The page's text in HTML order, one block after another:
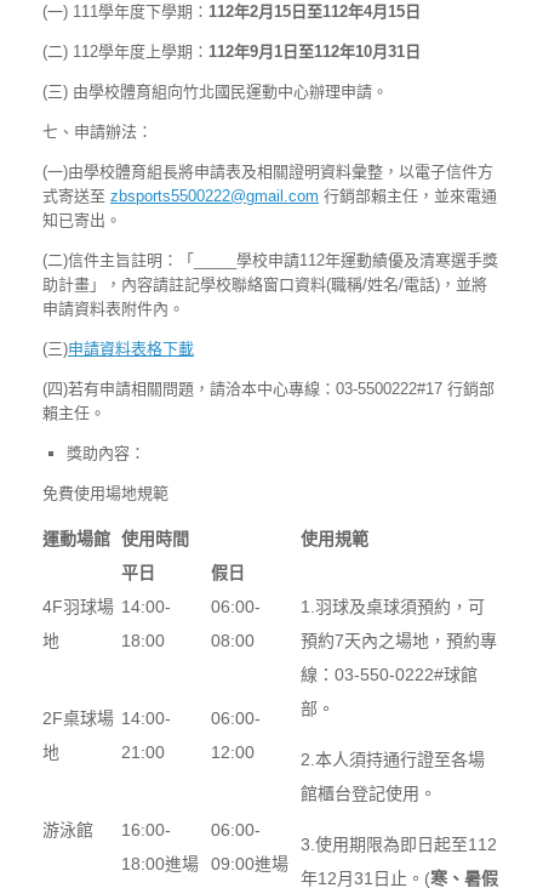
(一) 111學年度下學期： 112年2月15日至112年4月15日
(二) 112學年度上學期： 112年9月1日至112年10月31日
(三) 由學校體育組向竹北國民運動中心辦理申請。
七、申請辦法：
(一)由學校體育組長將申請表及相關證明資料彙整，以電子信件方
式寄送至 zbsports5500222@gmail.com 行銷部賴主任，並來電通
知已寄出。
(二)信件主旨註明：「_____學校申請112年運動績優及清寒選手獎
助計畫」，內容請註記學校聯絡窗口資料(職稱/姓名/電話)，並將
申請資料表附件內。
(三)申請資料表格下載
(四)若有申請相關問題，請洽本中心專線：03-5500222#17 行銷部
賴主任。
獎助內容：
免費使用場地規範
運動場館 使用時間
使用規範
平日
假日
4F羽球場
地
14:00-
18:00
06:00-
08:00
1.羽球及桌球須預約，可
預約7天內之場地，預約專
線：03-550-0222#球館
部。
2.本人須持通行證至各場
館櫃台登記使用。
3.使用期限為即日起至112
年12月31日止。(寒、暑假
2F桌球場
地
14:00-
21:00
06:00-
12:00
游泳館
16:00-
18:00進場
06:00-
09:00進場